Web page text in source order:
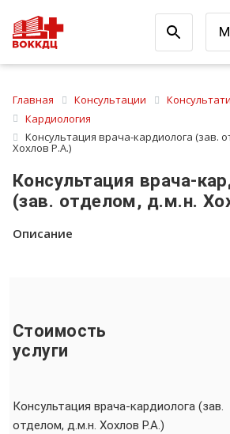
Главная Консультации
Кардиология
Консультация врача-кардиолога (зав.
Хохлов Р.А.)
Консультация врача-
(зав. отделом, д.м.н.
Описание
Стоимость
услуги
Консультация врача-кардиолога (зав.
отделом, д.м.н. Хохлов Р.А.)